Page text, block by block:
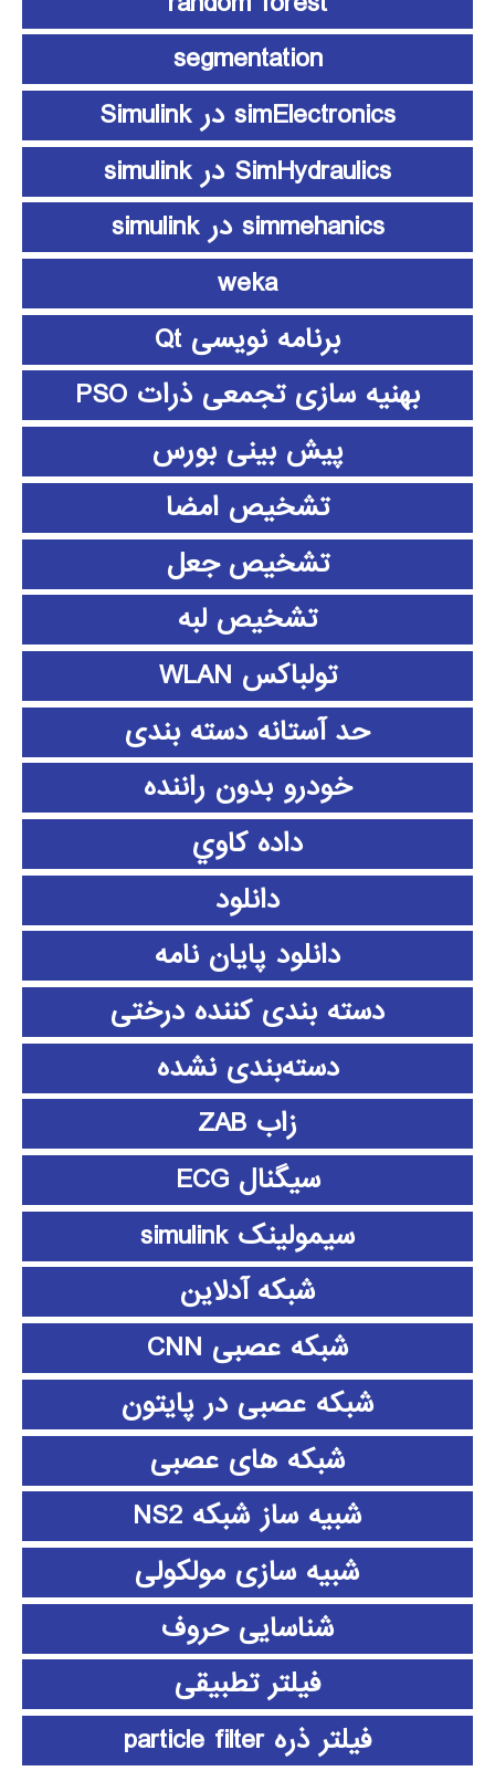
segmentation
simElectronics در Simulink
SimHydraulics در simulink
simmehanics در simulink
weka
برنامه نویسی Qt
بهنیه سازی تجمعی ذرات PSO
پیش بینی بورس
تشخیص امضا
تشخیص جعل
تشخیص لبه
تولباکس WLAN
حد آستانه دسته بندی
خودرو بدون راننده
داده كاوي
دانلود
دانلود پايان نامه
دسته بندی کننده درختی
دسته‌بندی نشده
زاب ZAB
سیگنال ECG
سیمولینک simulink
شبکه آدلاین
شبکه عصبی CNN
شبکه عصبی در پایتون
شبکه های عصبی
شبیه ساز شبکه NS2
شبیه سازی مولکولی
شناسایی حروف
فیلتر تطبیقی
فیلتر ذره particle filter